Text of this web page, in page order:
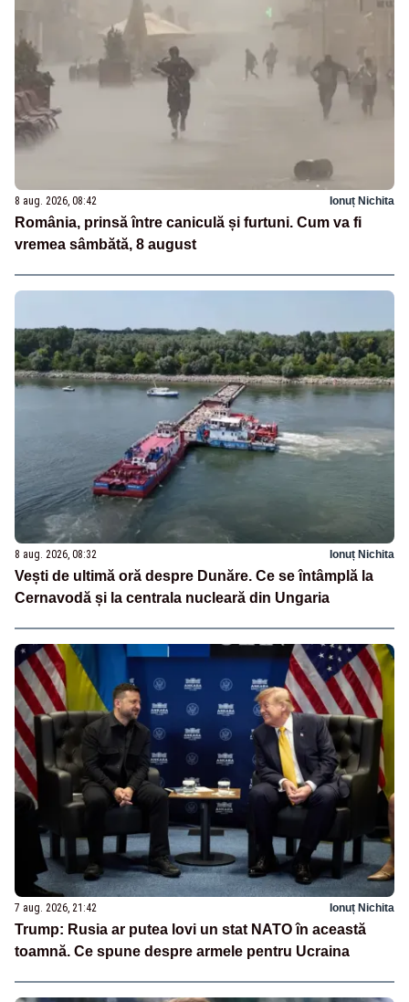
8 aug. 2026, 08:42 Ionuț Nichita
România, prinsă între caniculă și furtuni. Cum va fi
vremea sâmbătă, 8 august
8 aug. 2026, 08:32 Ionuț Nichita
Vești de ultimă oră despre Dunăre. Ce se întâmplă la
Cernavodă și la centrala nucleară din Ungaria
7 aug. 2026, 21:42 Ionuț Nichita
Trump: Rusia ar putea lovi un stat NATO în această
toamnă. Ce spune despre armele pentru Ucraina